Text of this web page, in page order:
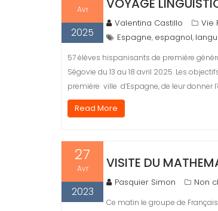
Avr
2025
VOYAGE
Valentina Castillo Vie
Espagne, espagnol,
57 élèves hispanisants de première
Ségovie du 13 au 18 avril 2025. Les
première ville d’Espagne, de leur donner
Read More
27
Avr
2023
VISITE DU
Pasquier Simon Non
Ce matin le groupe de